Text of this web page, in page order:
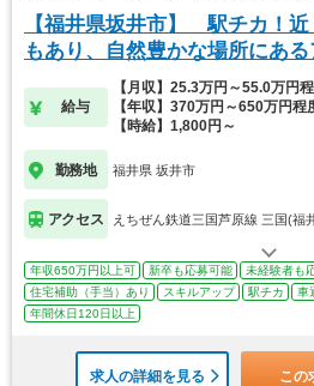
【福井県坂井市】 駅チカ！
もあり、自然豊かな場所にあ
給与
【月収】25.3万円～55.0万円
【年収】370万円～650万円
【時給】1,800円～
勤務地 福井県 坂井市
アクセス えちぜん鉄道三国芦原線 三国(福
年収650万円以上可 新卒も応募可能 未経験者も
住宅補助（手当）あり
スキルアップ 駅チカ 車
年間休日120日以上
求人の詳細を見る この